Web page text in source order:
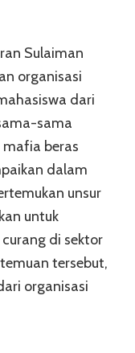
Sulaiman
organisasi
dari
sama
beras
dalam
unsur
untuk
di sektor
tersebut,
organisasi